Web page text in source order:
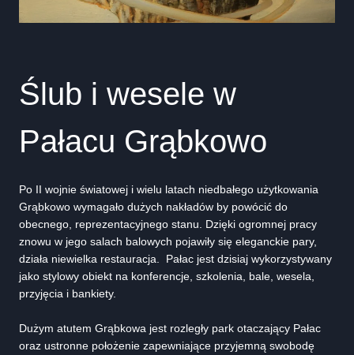
Ślub i wesele w
Pałacu Grąbkowo
Po II wojnie światowej i wielu latach niedbałego użytkowania
Grąbkowo wymagało dużych nakładów by powócić do
obecnego, reprezentacyjnego stanu. Dzięki ogromnej pracy
znowu w jego salach balowych pojawiły się eleganckie pary,
działa niewielka restauracja.
Pałac jest dzisiaj wykorzystywany
jako stylowy obiekt na konferencje, szkolenia, bale, wesela,
przyjęcia i bankiety.
Dużym atutem Grąbkowa jest rozległy park otaczający Pałac
oraz ustronne położenie zapewniające przyjemną swobodę